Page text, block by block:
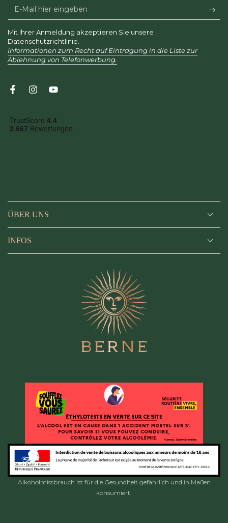
ÜBER UNS
INFOS
E-
Mail
hier
eingeben
Mit Ihrer Anmeldung akzeptieren Sie unsere
Datenschutzrichtlinie.
Informationen zum Recht auf Eintragung in die Liste zur
Ablehnung von Telefonwerbung.
FacebookInstagramYouTube
Alkoholmissbrauch ist für die Gesundheit gefährlich und in Maßen
konsumiert.